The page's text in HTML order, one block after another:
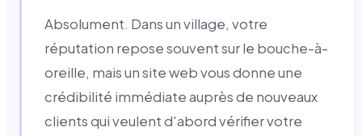
Absolument. Dans un village, votre
réputation repose souvent sur le bouche-à-
oreille, mais un site web vous donne une
crédibilité immédiate auprès de nouveaux
clients qui veulent d'abord vérifier votre